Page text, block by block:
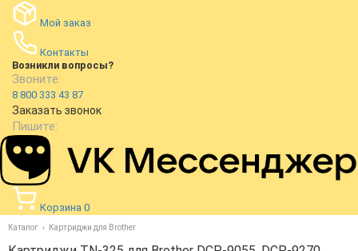
Мой заказ
Контакты
Возникли вопросы?
Звоните:
8 800 333 43 87
Заказать звонок
Пишите:
Корзина 0
Каталог Картриджи для Brother